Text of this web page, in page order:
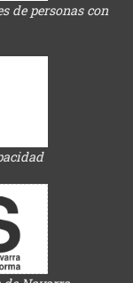
de personas con